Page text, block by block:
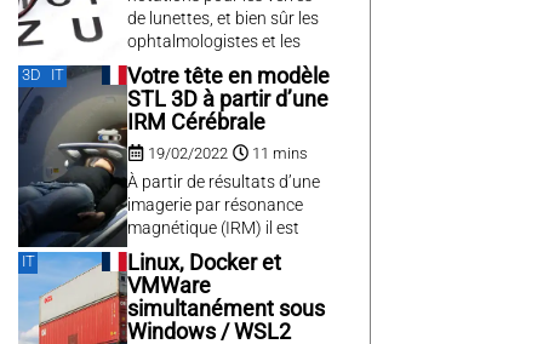
de lunettes, et bien sûr les
ophtalmologistes et les
opticiens n’utilisent pas les
mêmes. Pour s’y retrouver,
il faut apprendre à lire et
convertir les différentes
écritures.
3D IT
Votre tête en modèle
STL 3D à partir d’une
IRM Cérébrale
19/02/2022 11 mins
À partir de résultats d’une
imagerie par résonance
magnétique (IRM) il est
possible de découvrir le
monde merveilleux de
l’imagerie médicale, et
même d’en créer des
IT
Linux, Docker et
VMWare
simultanément sous
Windows / WSL2